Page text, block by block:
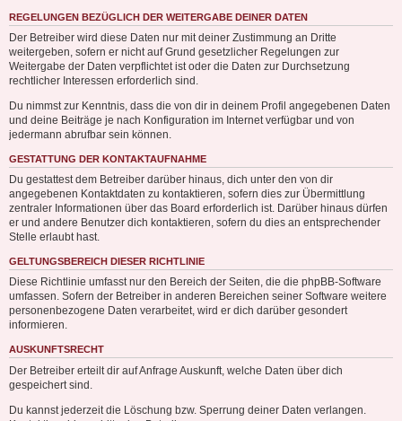
REGELUNGEN BEZÜGLICH DER WEITERGABE DEINER DATEN
Der Betreiber wird diese Daten nur mit deiner Zustimmung an Dritte
weitergeben, sofern er nicht auf Grund gesetzlicher Regelungen zur
Weitergabe der Daten verpflichtet ist oder die Daten zur Durchsetzung
rechtlicher Interessen erforderlich sind.
Du nimmst zur Kenntnis, dass die von dir in deinem Profil angegebenen Daten
und deine Beiträge je nach Konfiguration im Internet verfügbar und von
jedermann abrufbar sein können.
GESTATTUNG DER KONTAKTAUFNAHME
Du gestattest dem Betreiber darüber hinaus, dich unter den von dir
angegebenen Kontaktdaten zu kontaktieren, sofern dies zur Übermittlung
zentraler Informationen über das Board erforderlich ist. Darüber hinaus dürfen
er und andere Benutzer dich kontaktieren, sofern du dies an entsprechender
Stelle erlaubt hast.
GELTUNGSBEREICH DIESER RICHTLINIE
Diese Richtlinie umfasst nur den Bereich der Seiten, die die phpBB-Software
umfassen. Sofern der Betreiber in anderen Bereichen seiner Software weitere
personenbezogene Daten verarbeitet, wird er dich darüber gesondert
informieren.
AUSKUNFTSRECHT
Der Betreiber erteilt dir auf Anfrage Auskunft, welche Daten über dich
gespeichert sind.
Du kannst jederzeit die Löschung bzw. Sperrung deiner Daten verlangen.